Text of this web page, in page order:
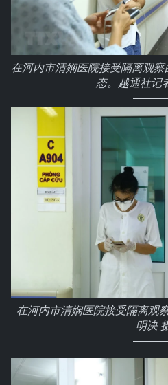
在河内市清娴医院接受隔离观
态。越通社记
在河内市清娴医院接受隔离观
明决